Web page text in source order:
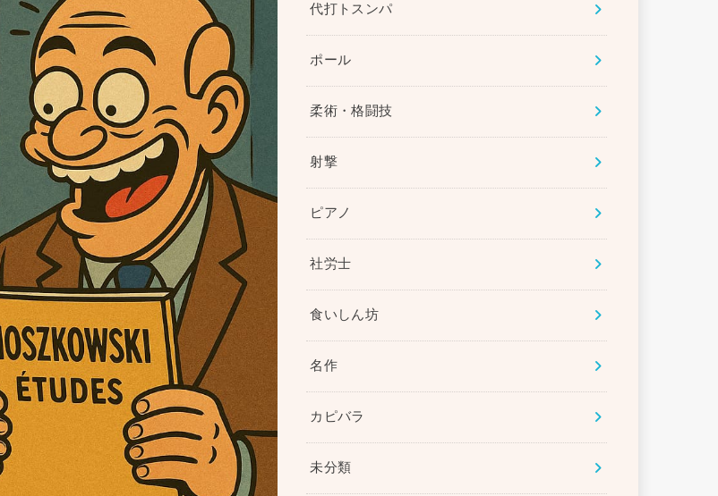
代打トスンパ
ポール
柔術・格闘技
射撃
ピアノ
社労士
食いしん坊
名作
カピバラ
未分類